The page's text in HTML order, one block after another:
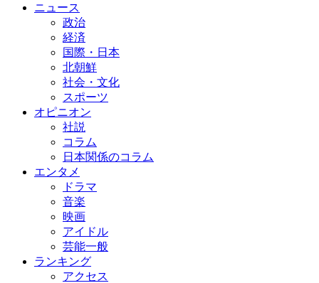
ニュース
政治
経済
国際・日本
北朝鮮
社会・文化
スポーツ
オピニオン
社説
コラム
日本関係のコラム
エンタメ
ドラマ
音楽
映画
アイドル
芸能一般
ランキング
アクセス